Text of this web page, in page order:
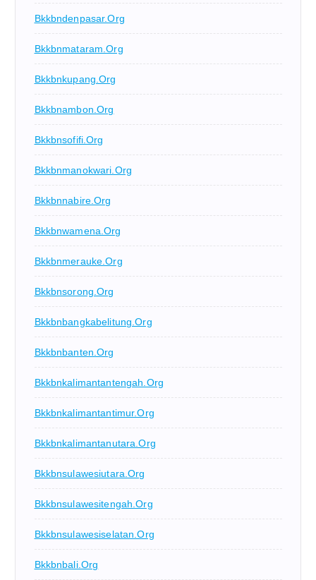
Bkkbndenpasar.org
Bkkbnmataram.org
Bkkbnkupang.org
Bkkbnambon.org
Bkkbnsofifi.org
Bkkbnmanokwari.org
Bkkbnnabire.org
Bkkbnwamena.org
Bkkbnmerauke.org
Bkkbnsorong.org
Bkkbnbangkabelitung.org
Bkkbnbanten.org
Bkkbnkalimantantengah.org
Bkkbnkalimantantimur.org
Bkkbnkalimantanutara.org
Bkkbnsulawesiutara.org
Bkkbnsulawesitengah.org
Bkkbnsulawesiselatan.org
Bkkbnbali.org